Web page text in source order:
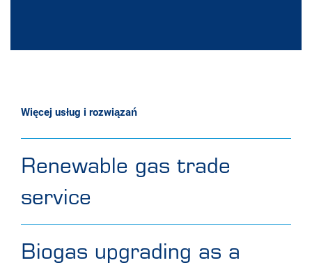
Więcej usług i rozwiązań
Renewable gas trade
service
Biogas upgrading as a